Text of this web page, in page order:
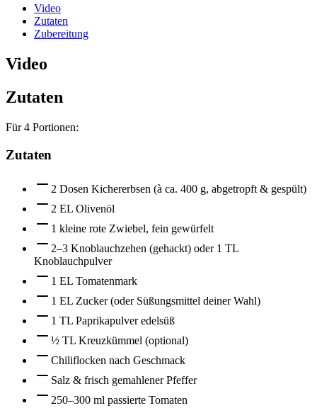
Video
Zutaten
Zubereitung
Video
Zutaten
Für4 Portionen:
Zutaten
2 Dosen Kichererbsen (à ca. 400 g, abgetropft & gespült)
2 EL Olivenöl
1 kleine rote Zwiebel, fein gewürfelt
2–3 Knoblauchzehen (gehackt) oder 1 TL
Knoblauchpulver
1 EL Tomatenmark
1 EL Zucker (oder Süßungsmittel deiner Wahl)
1 TL Paprikapulver edelsüß
½ TL Kreuzkümmel (optional)
Chiliflocken nach Geschmack
Salz & frisch gemahlener Pfeffer
250–300 ml passierte Tomaten